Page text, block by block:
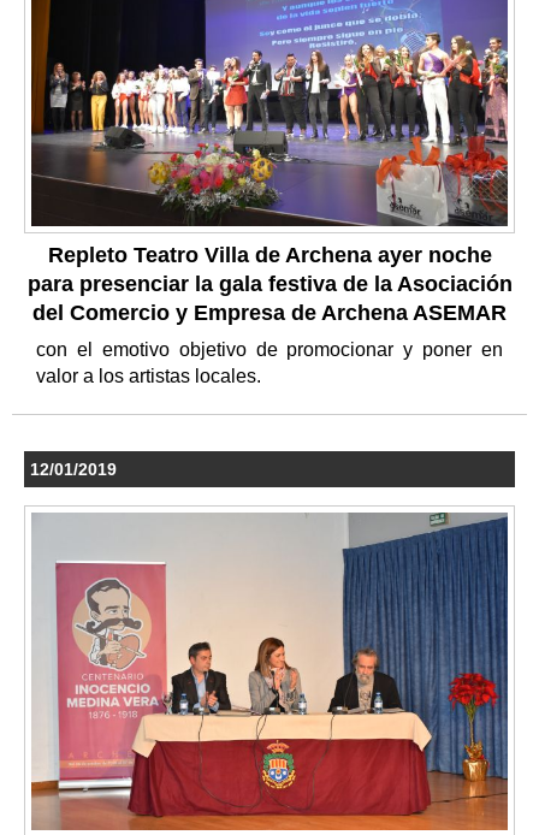
Repleto Teatro Villa de Archena ayer noche
para presenciar la gala festiva de la Asociación
del Comercio y Empresa de Archena ASEMAR
con el emotivo objetivo de promocionar y poner en
valor a los artistas locales.
12/01/2019